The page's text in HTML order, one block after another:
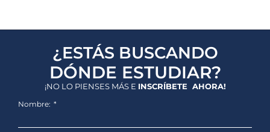
¿ESTÁS BUSCANDO
DÓNDE ESTUDIAR?
¡NO LO PIENSES MÁS E INSCRÍBETE AHORA!
Nombre: